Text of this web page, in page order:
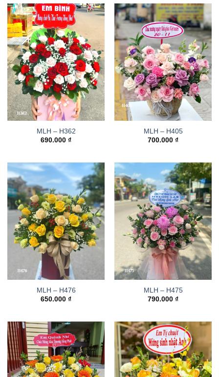
MLH – H362
690.000 ₫
MLH – H405
700.000 ₫
MLH – H476
650.000 ₫
MLH – H475
790.000 ₫